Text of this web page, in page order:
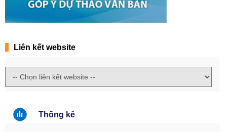
Liên kết website
Thống kê